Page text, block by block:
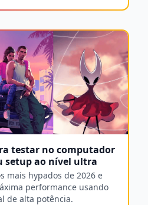
testar no computador
setup ao nível ultra
mais hypados de 2026 e
performance usando
de alta potência.